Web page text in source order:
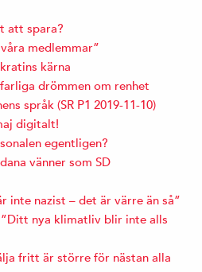
att spara?
medlemmar”
kärna
drömmen om renhet
språk (SR P1 2019-11-10)
digitalt!
egentligen?
vänner som SD
inte nazist – det är värre än så”
”Ditt nya klimatliv blir inte alls
fritt är större för nästan alla